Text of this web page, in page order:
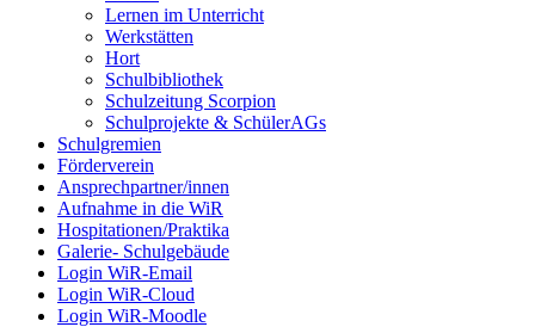
Lernen im Unterricht
Werkstätten
Hort
Schulbibliothek
Schulzeitung Scorpion
Schulprojekte & SchülerAGs
Schulgremien
Förderverein
Ansprechpartner/innen
Aufnahme in die WiR
Hospitationen/Praktika
Galerie- Schulgebäude
Login WiR-Email
Login WiR-Cloud
Login WiR-Moodle